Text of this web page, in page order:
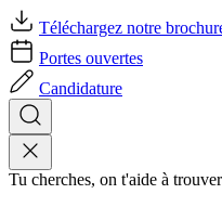
Téléchargez notre
Portes ouvertes
Candidature
Tu cherches, on t'aide à